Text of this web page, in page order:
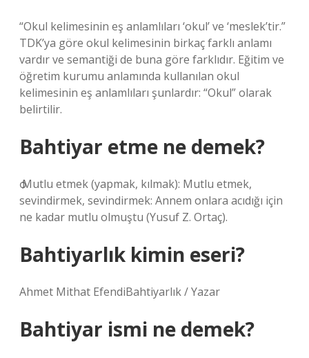
“Okul kelimesinin eş anlamlıları ‘okul’ ve ‘meslek’tir.”
TDK’ya göre okul kelimesinin birkaç farklı anlamı
vardır ve semantiği de buna göre farklıdır. Eğitim ve
öğretim kurumu anlamında kullanılan okul
kelimesinin eş anlamlıları şunlardır: “Okul” olarak
belirtilir.
Bahtiyar etme ne demek?
ѻ Mutlu etmek (yapmak, kılmak): Mutlu etmek,
sevindirmek, sevindirmek: Annem onlara acıdığı için
ne kadar mutlu olmuştu (Yusuf Z. Ortaç).
Bahtiyarlık kimin eseri?
Ahmet Mithat EfendiBahtiyarlık / Yazar
Bahtiyar ismi ne demek?